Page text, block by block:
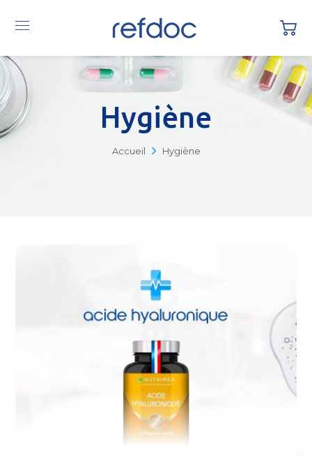
Hygiène
Accueil Hygiène